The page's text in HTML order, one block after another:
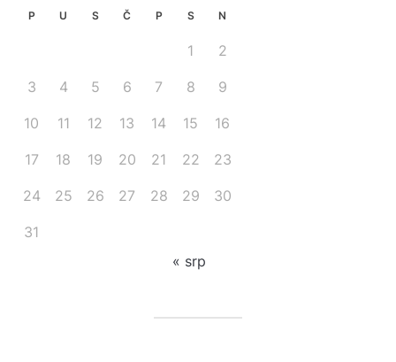
P U S Č P S N
1 2
3 4 5 6 7 8 9
10 11 12 13 14 15 16
17 18 19 20 21 22 23
24 25 26 27 28 29 30
31
« srp